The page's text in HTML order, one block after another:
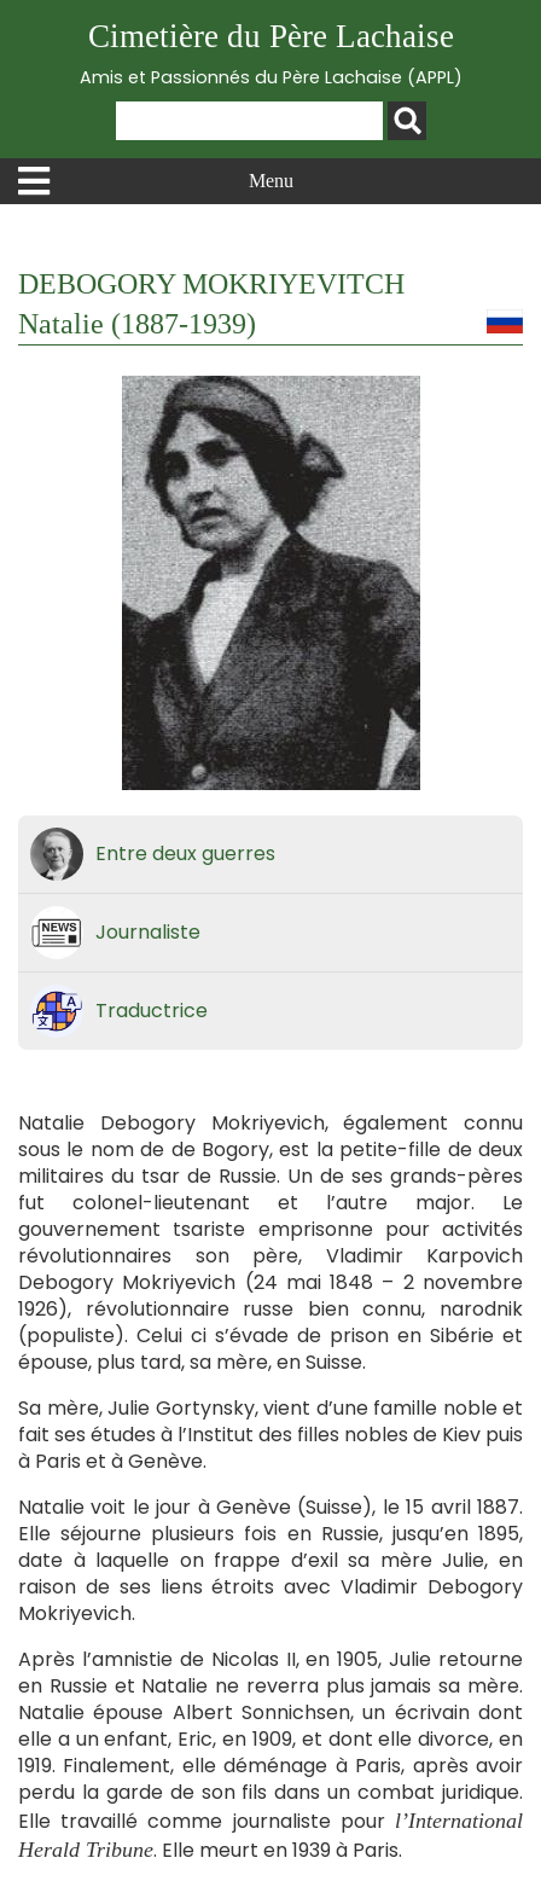
Cimetière du Père Lachaise
Amis et Passionnés du Père Lachaise (APPL)
Menu
DEBOGORY MOKRIYEVITCH
Natalie (1887-1939)
Entre deux guerres
Journaliste
Traductrice
Natalie Debogory Mokriyevich, également connu
sous le nom de de Bogory, est la petite-fille de deux
militaires du tsar de Russie. Un de ses grands-pères
fut colonel-lieutenant et l’autre major. Le
gouvernement tsariste emprisonne pour activités
révolutionnaires son père, Vladimir Karpovich
Debogory Mokriyevich (24 mai 1848 – 2 novembre
1926), révolutionnaire russe bien connu, narodnik
(populiste). Celui ci s’évade de prison en Sibérie et
épouse, plus tard, sa mère, en Suisse.
Sa mère, Julie Gortynsky, vient d’une famille noble et
fait ses études à l’Institut des filles nobles de Kiev puis
à Paris et à Genève.
Natalie voit le jour à Genève (Suisse), le 15 avril 1887.
Elle séjourne plusieurs fois en Russie, jusqu’en 1895,
date à laquelle on frappe d’exil sa mère Julie, en
raison de ses liens étroits avec Vladimir Debogory
Mokriyevich.
Après l’amnistie de Nicolas II, en 1905, Julie retourne
en Russie et Natalie ne reverra plus jamais sa mère.
Natalie épouse Albert Sonnichsen, un écrivain dont
elle a un enfant, Eric, en 1909, et dont elle divorce, en
1919. Finalement, elle déménage à Paris, après avoir
perdu la garde de son fils dans un combat juridique.
Elle travaillé comme journaliste pour l’International
Herald Tribune. Elle meurt en 1939 à Paris.